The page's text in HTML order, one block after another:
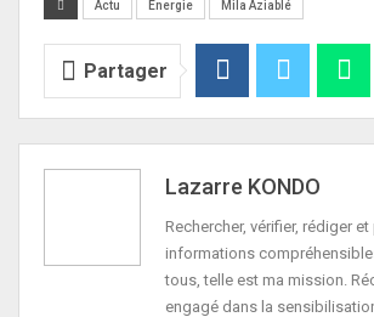
Actu Énergie Mila Aziablé
Partager
Lazarre KONDO
Rechercher, vérifier, rédiger
informations
tous, telle est ma mission.
engagé dans la